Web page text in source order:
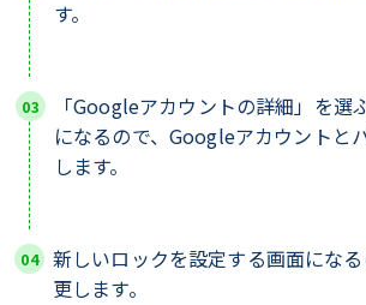
す。
「Googleアカウントの詳細」を選
になるので、Googleアカウントと
します。
新しいロックを設定する画面にな
更します。